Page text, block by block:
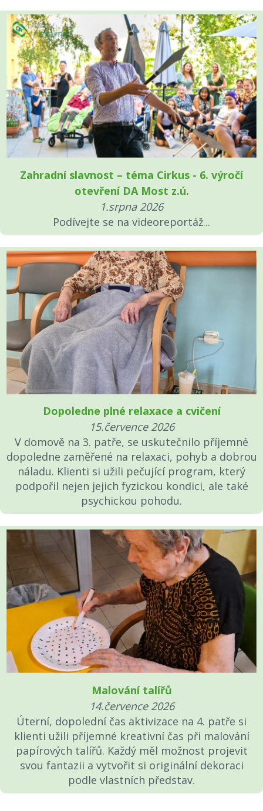
Zahradní slavnost – téma Cirkus - 6. výročí
otevření DA Most z.ú.
1.srpna 2026
Podívejte se na videoreportáž...
Dopoledne plné relaxace a cvičení
15.července 2026
V domově na 3. patře, se uskutečnilo příjemné
dopoledne zaměřené na relaxaci, pohyb a dobrou
náladu. Klienti si užili pečující program, který
podpořil nejen jejich fyzickou kondici, ale také
psychickou pohodu.
Malování talířů
14.července 2026
Úterní, dopolední čas aktivizace na 4. patře si
klienti užili příjemné kreativní čas při malování
papírových talířů. Každý měl možnost projevit
svou fantazii a vytvořit si originální dekoraci
podle vlastních představ.